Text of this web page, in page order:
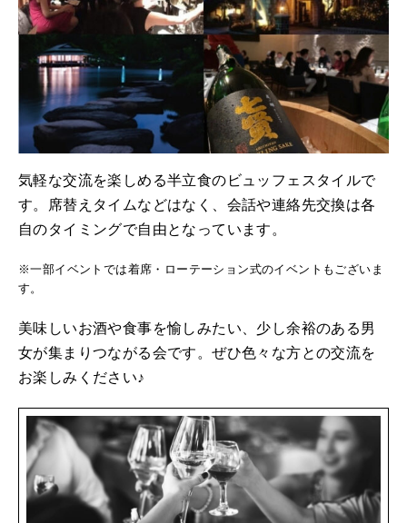
気軽な交流を楽しめる半立食のビュッフェスタイルで
す。席替えタイムなどはなく、会話や連絡先交換は各
自のタイミングで自由となっています。
※一部イベントでは着席・ローテーション式のイベントもございま
す。
美味しいお酒や食事を愉しみたい、少し余裕のある男
女が集まりつながる会です。ぜひ色々な方との交流を
お楽しみください♪